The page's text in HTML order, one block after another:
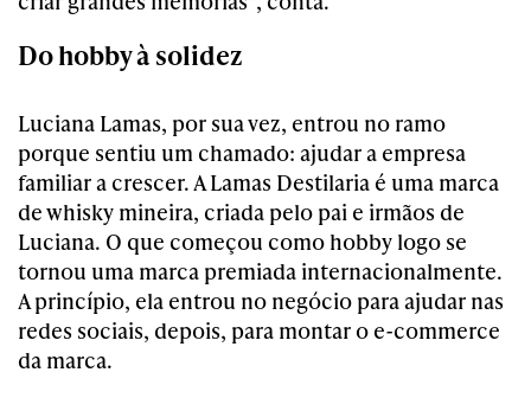
Do hobby à solidez
Luciana Lamas, por sua vez, entrou no ramo
porque sentiu um chamado: ajudar a empresa
familiar a crescer. A Lamas Destilaria é uma marca
de whisky mineira, criada pelo pai e irmãos de
Luciana. O que começou como hobby logo se
tornou uma marca premiada internacionalmente.
A princípio, ela entrou no negócio para ajudar nas
redes sociais, depois, para montar o e-commerce
da marca.